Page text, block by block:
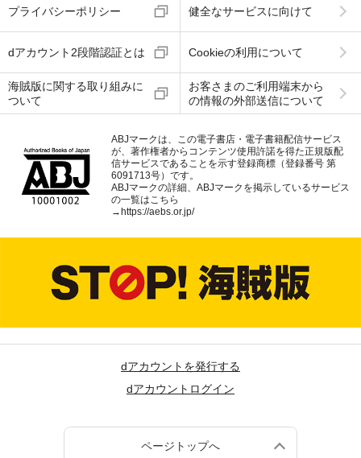
プライバシーポリシー 健全なサービスに向けて
dアカウント2段階認証とは Cookieの利用について
海賊版に関する取り組みに
ついて
お客さまのご利用端末から
の情報の外部送信について
ABJマークは、この電子書店・電子書籍配信サービス
が、著作権者からコンテンツ使用許諾を得た正規版配
信サービスであることを示す登録商標（登録番号 第
6091713号）です。
ABJマークの詳細、ABJマークを掲示しているサービス
の一覧はこちら
→ https://aebs.or.jp/
dアカウントを発行する
dアカウントログイン
ページトップへ